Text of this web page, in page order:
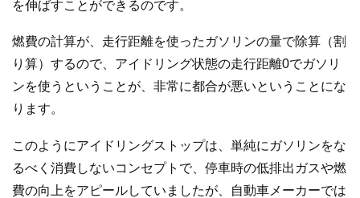
を伸ばすことができるのです。
燃費の計算が、走行距離を使ったガソリンの量で除算（割
り算）するので、アイドリング状態の走行距離0でガソリ
ンを使うということが、非常に都合が悪いということにな
ります。
このようにアイドリングストップは、単純にガソリンをな
るべく消費しないコンセプトで、停車時の低排出ガスや燃
費の向上をアピールしていましたが、自動車メーカーでは